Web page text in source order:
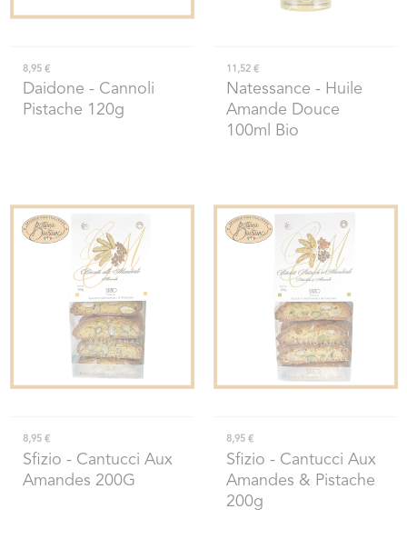
8,95 €
Daidone - Cannoli
Pistache 120g
11,52 €
Natessance - Huile
Amande Douce
100ml Bio
8,95 €
Sfizio - Cantucci Aux
Amandes 200G
8,95 €
Sfizio - Cantucci Aux
Amandes & Pistache
200g